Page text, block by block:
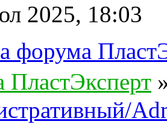
2025, 18:03
форума
ПластЭксперт